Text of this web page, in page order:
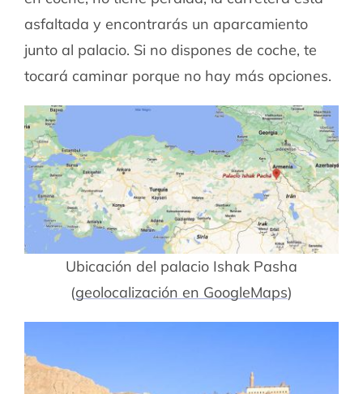
asfaltada y encontrarás un aparcamiento
junto al palacio. Si no dispones de coche, te
tocará caminar porque no hay más opciones.
Ubicación del palacio Ishak Pasha
(geolocalización en GoogleMaps)